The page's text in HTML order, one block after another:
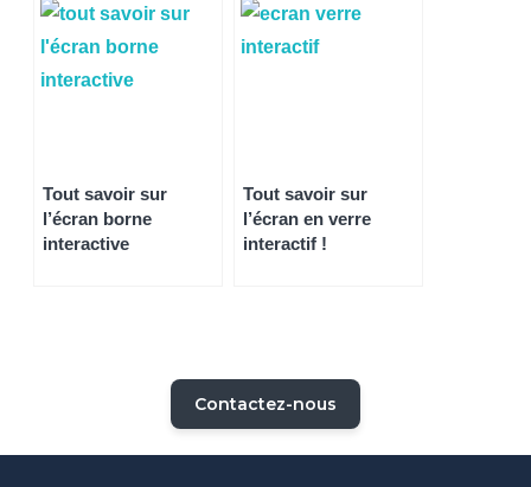
Tout savoir sur
l’écran borne
interactive
Tout savoir sur
l’écran en verre
interactif !
Contactez-nous